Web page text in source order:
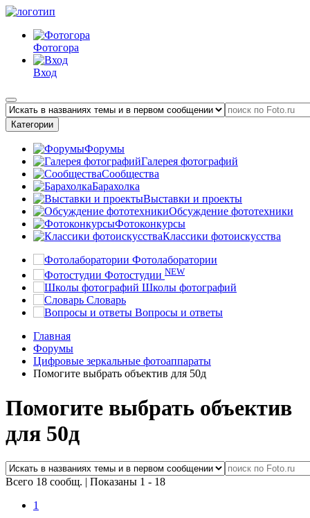
Фотогора
Вход
Категории
Форумы
Галерея фотографий
Сообщества
Барахолка
Выставки и проекты
Обсуждение фототехники
Фотоконкурсы
Классики фотоискусства
Фотолаборатории
Фотостудии NEW
Школы фотографий
Словарь
Вопросы и ответы
Главная
Форумы
Цифровые зеркальные фотоаппараты
Помогите выбрать объектив для 50д
Помогите выбрать объектив
для 50д
Всего 18 сообщ. | Показаны 1 - 18
1